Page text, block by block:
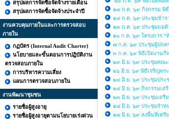
สรุปผลการจัดซื้อจัดจ้างรายเดือน
สรุปผลการจัดซื้อจัดจ้างประจำปี
งานควบคุมภายในและการตรวจสอบ
ภายใน
กฏบัตร (Internal Audit Charter)
นโยบายและขั้นตอนการปฏิบัติงาน
ตรวจสอบภายใน
การบริหารความเสี่ยง
แผนการตรวจสอบภายใน
งานพัฒนาชุมชน
รายชื่อผู้สูงอายุ
รายชื่อผู้สูงอายุตามนโยบายเร่งด่วน
๑๗ ก.ค. ๖๙ กิจกรรม พิ
๑๔ ก.ค. ๖๙ ประชุมข้าร
๑๓ ก.ค. ๖๙ ประชุมแม่
๑๐ ก.ค. ๖๙ โครงการ
๗ ก.ค. ๖๙ ประชุมผู้ปกค
๓ ก.ค. ๖๙ พิธีเปิดงานกี
๒๙ มิ.ย. ๖๙ ประชุมคณ
๒๖ มิ.ย. ๖๙ พิธีเจริญพร
๒๔ มิ.ย. ๖๙ ประชุมประ
๒๔ มิ.ย. ๖๙ กิจกรรมเส
๒๓ มิ.ย. ๖๙ ประชุมเตรี
๑๘ มิ.ย. ๖๙ ประชุมจำ
๑๗ มิ.ย. ๖๙ ลงพื้นที่เตรี